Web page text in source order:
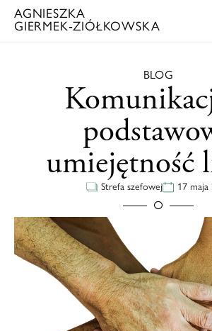
AGNIESZKA
GIERMEK‑ZIÓŁKOWSKA
BLOG
umiejętność
Strefa szefowej 17 maja